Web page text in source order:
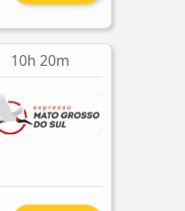
10h 20m